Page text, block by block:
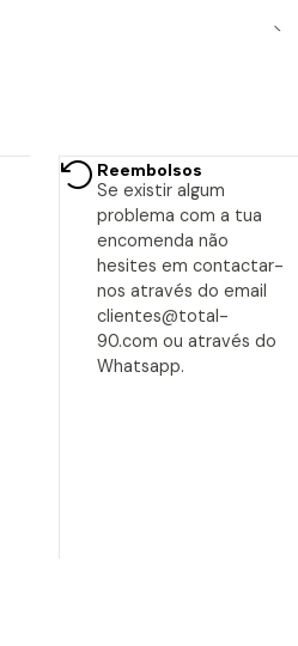
Reembolsos
Se existir algum
problema com a tua
encomenda não
hesites em contactar-
nos através do email
clientes@total-
90.com ou através do
Whatsapp.